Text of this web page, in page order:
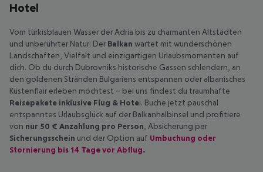
Hotel
Vom türkisblauen Wasser der Adria bis zu charmanten Altstädten
und unberührter Natur: Der Balkan wartet mit wunderschönen
Landschaften, Vielfalt und einzigartigen Urlaubsmomenten auf
dich. Ob du durch Dubrovniks historische Gassen schlendern, an
den goldenen Stränden Bulgariens entspannen oder albanisches
Küstenflair erleben möchtest – bei uns findest du traumhafte
Reisepakete inklusive Flug & Hotel. Buche jetzt pauschal
entspanntes Urlaubsglück auf der Balkanhalbinsel und profitiere
von nur 50 € Anzahlung pro Person , Absicherung per
Sicherungsschein und der Option auf Umbuchung oder
Stornierung bis 14 Tage vor Abflug.